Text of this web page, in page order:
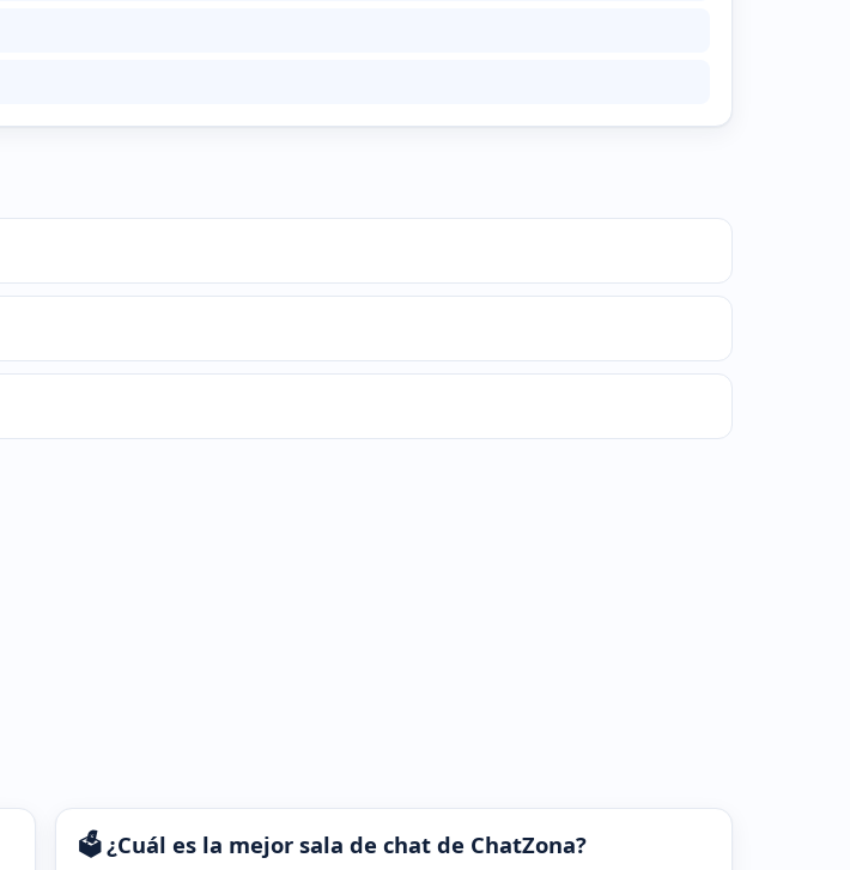
🗳️ ¿Cuál es la mejor sala de chat de ChatZona?